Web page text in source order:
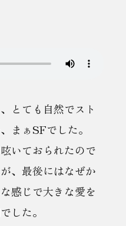
とても自然でスト
まぁSFでした。
いておられたので
、最後にはなぜか
感じで大きな愛を
した。